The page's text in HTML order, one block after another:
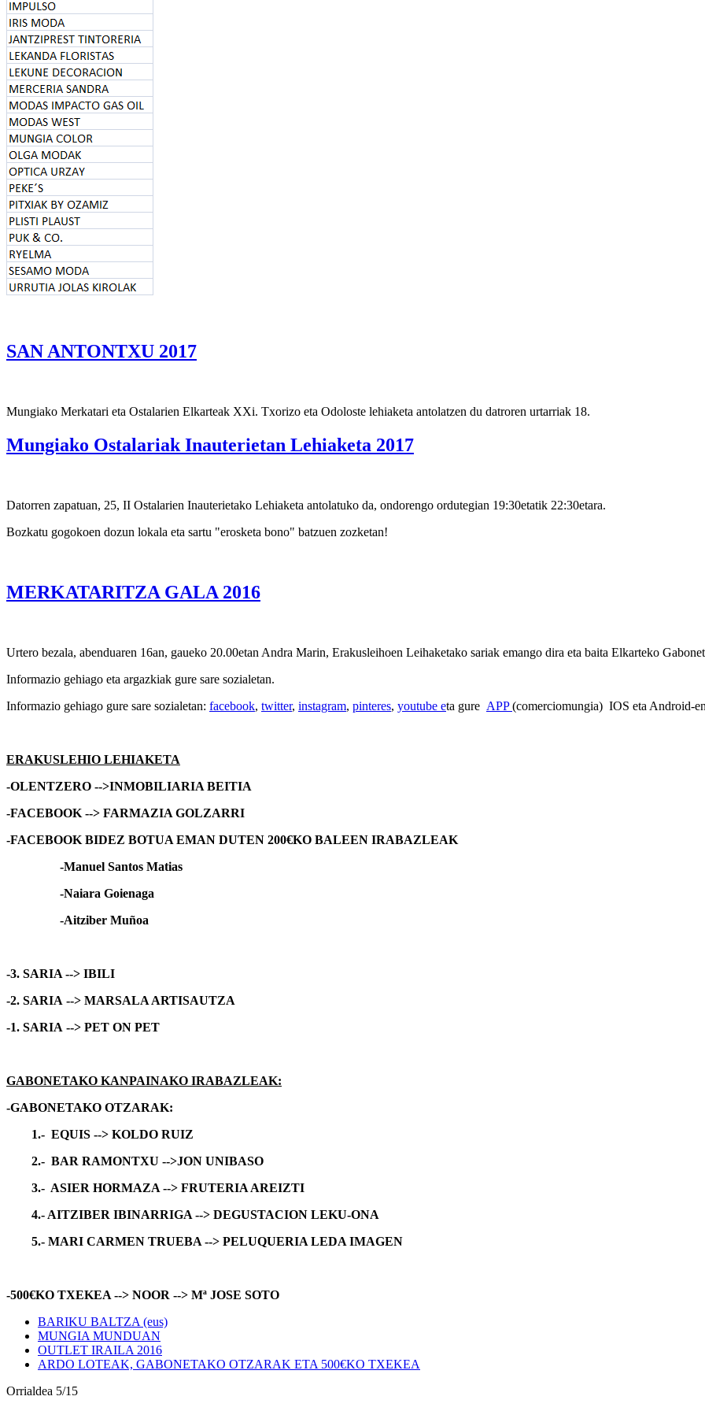
SAN ANTONTXU 2017
Mungiako Merkatari eta Ostalarien Elkarteak XXi. Txorizo eta Odoloste lehiaketa antolatzen du datroren urtarriak 18.
Mungiako Ostalariak Inauterietan Lehiaketa 2017
Datorren zapatuan, 25, II Ostalarien Inauterietako Lehiaketa antolatuko da, ondorengo ordutegian 19:30etatik 22:30etara.
Bozkatu gogokoen dozun lokala eta sartu "erosketa bono" batzuen zozketan!
MERKATARITZA GALA 2016
Urtero bezala, abenduaren 16an, gaueko 20.00etan Andra Marin, Erakusleihoen Leihaketako sariak emango dira eta baita Elkarteko
Informazio gehiago eta argazkiak gure sare sozialetan.
Informazio gehiago gure sare sozialetan: facebook, twitter, instagram, pinteres, youtube eta gure APP(comerciomungia) IOS eta Android-
ERAKUSLEHIO LEHIAKETA
-OLENTZERO -->INMOBILIARIA BEITIA
-FACEBOOK --> FARMAZIA GOLZARRI
-FACEBOOK BIDEZ BOTUA EMAN DUTEN 200€KO BALEEN IRABAZLEAK
-Manuel Santos Matias
-Naiara Goienaga
-Aitziber Muñoa
-3. SARIA --> IBILI
-2. SARIA --> MARSALA ARTISAUTZA
-1. SARIA --> PET ON PET
GABONETAKO KANPAINAKO IRABAZLEAK:
-GABONETAKO OTZARAK:
1.- EQUIS --> KOLDO RUIZ
2.- BAR RAMONTXU -->JON UNIBASO
3.- ASIER HORMAZA --> FRUTERIA AREIZTI
4.- AITZIBER IBINARRIGA --> DEGUSTACION LEKU-ONA
5.- MARI CARMEN TRUEBA --> PELUQUERIA LEDA IMAGEN
-500€KO TXEKEA --> NOOR --> Mª JOSE SOTO
BARIKU BALTZA (eus)
MUNGIA MUNDUAN
OUTLET IRAILA 2016
ARDO LOTEAK, GABONETAKO OTZARAK ETA 500€KO TXEKEA
Orrialdea 5/15